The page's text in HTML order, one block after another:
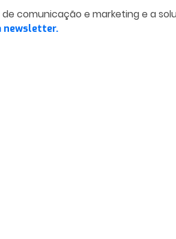
comunicação e marketing e a
newsletter.